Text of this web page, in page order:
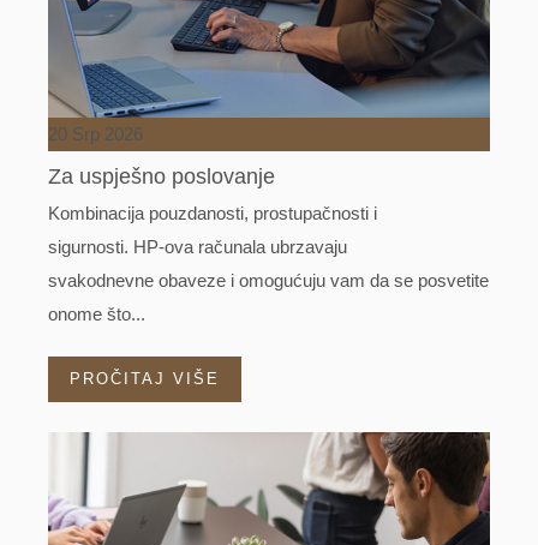
20 Srp 2026
Za uspješno poslovanje
Kombinacija pouzdanosti, prostupačnosti i
sigurnosti. HP-ova računala ubrzavaju
svakodnevne obaveze i omogućuju vam da se posvetite
onome što...
PROČITAJ VIŠE